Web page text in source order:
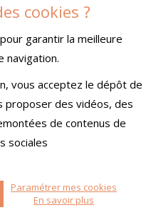
EVENEMENT
DE VENTE
Pure Illusion
cookies ?
garantir la meilleure
navigation.
vous acceptez le dépôt de
proposer des vidéos, des
de contenus de
sociales
Paramétrer mes cookies
En savoir plus